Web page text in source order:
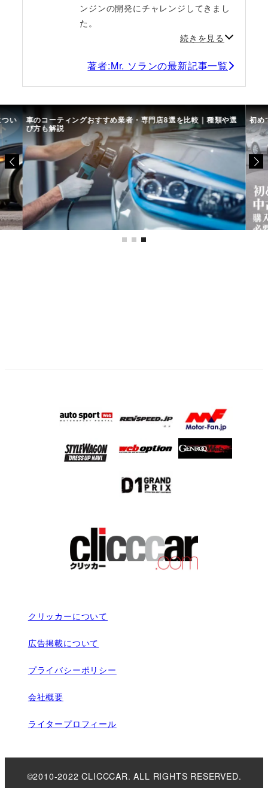
ンジンの開発にチャレンジしてきまし
た。
続きを見る
著者:Mr. ソランの最新記事一覧
い 車のコーティングおすすめ業者・専門店8選を比較｜種類や選
び方も解説
初め
クリッカーについて
広告掲載について
プライバシーポリシー
会社概要
ライタープロフィール
©2010-2022 CLICCCAR. ALL RIGHTS RESERVED.